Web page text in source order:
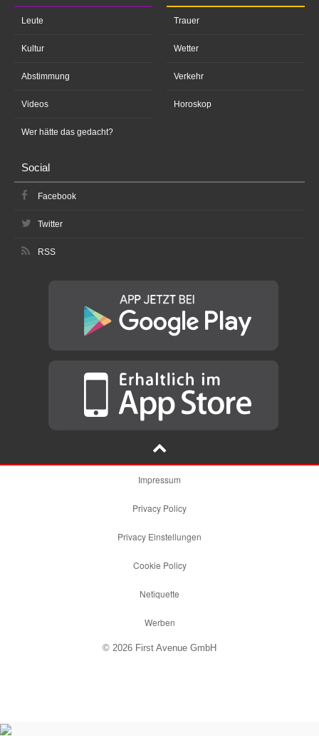
Leute
Kultur
Abstimmung
Videos
Wer hätte das gedacht?
Trauer
Wetter
Verkehr
Horoskop
Social
Facebook
Twitter
RSS
Impressum
Privacy Policy
Privacy Einstellungen
Cookie Policy
Netiquette
Werben
© 2026 First Avenue GmbH